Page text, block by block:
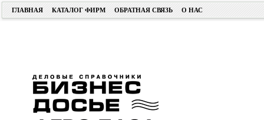
ГЛАВНАЯ КАТАЛОГ ФИРМ ОБРАТНАЯ СВЯЗЬ О НАС